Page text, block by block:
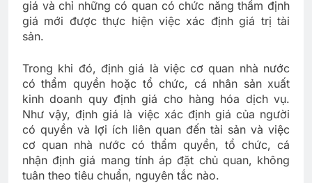
giá và chỉ những có quan có chức năng thẩm định
giá mới được thực hiện việc xác định giá trị tài
sản.
Trong khi đó, định giá là việc cơ quan nhà nước
có thẩm quyền hoặc tổ chức, cá nhân sản xuất
kinh doanh quy định giá cho hàng hóa dịch vụ.
Như vậy, định giá là việc xác định giá của người
có quyền và lợi ích liên quan đến tài sản và việc
cơ quan nhà nước có thẩm quyền, tổ chức, cá
nhận định giá mang tính áp đặt chủ quan, không
tuân theo tiêu chuẩn, nguyên tắc nào.